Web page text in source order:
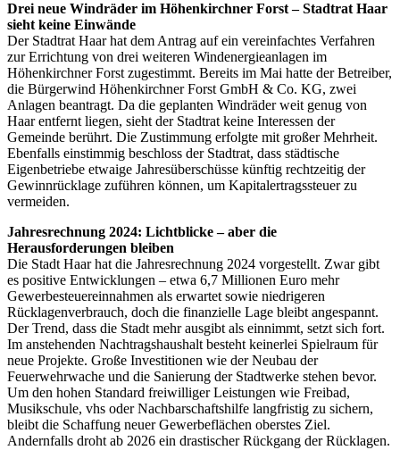
Drei neue Windräder im Höhenkirchner Forst – Stadtrat Haar
sieht keine Einwände
Der Stadtrat Haar hat dem Antrag auf ein vereinfachtes Verfahren
zur Errichtung von drei weiteren Windenergieanlagen im
Höhenkirchner Forst zugestimmt. Bereits im Mai hatte der Betreiber,
die Bürgerwind Höhenkirchner Forst GmbH & Co. KG, zwei
Anlagen beantragt. Da die geplanten Windräder weit genug von
Haar entfernt liegen, sieht der Stadtrat keine Interessen der
Gemeinde berührt. Die Zustimmung erfolgte mit großer Mehrheit.
Ebenfalls einstimmig beschloss der Stadtrat, dass städtische
Eigenbetriebe etwaige Jahresüberschüsse künftig rechtzeitig der
Gewinnrücklage zuführen können, um Kapitalertragssteuer zu
vermeiden.
Jahresrechnung 2024: Lichtblicke – aber die
Herausforderungen bleiben
Die Stadt Haar hat die Jahresrechnung 2024 vorgestellt. Zwar gibt
es positive Entwicklungen – etwa 6,7 Millionen Euro mehr
Gewerbesteuereinnahmen als erwartet sowie niedrigeren
Rücklagenverbrauch, doch die finanzielle Lage bleibt angespannt.
Der Trend, dass die Stadt mehr ausgibt als einnimmt, setzt sich fort.
Im anstehenden Nachtragshaushalt besteht keinerlei Spielraum für
neue Projekte. Große Investitionen wie der Neubau der
Feuerwehrwache und die Sanierung der Stadtwerke stehen bevor.
Um den hohen Standard freiwilliger Leistungen wie Freibad,
Musikschule, vhs oder Nachbarschaftshilfe langfristig zu sichern,
bleibt die Schaffung neuer Gewerbeflächen oberstes Ziel.
Andernfalls droht ab 2026 ein drastischer Rückgang der Rücklagen.